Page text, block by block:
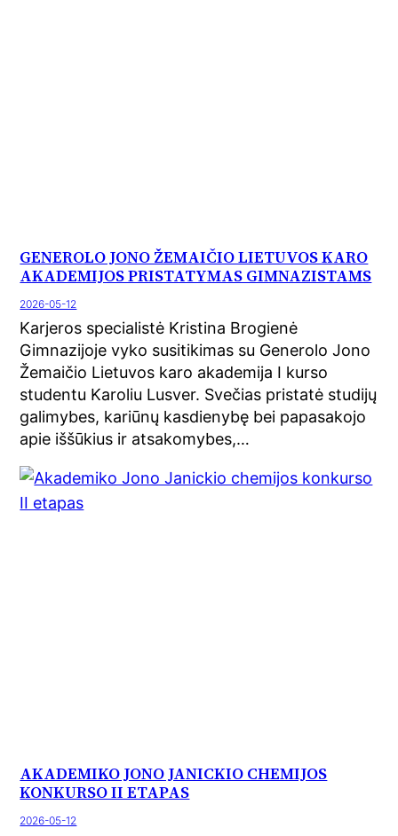
GENEROLO JONO ŽEMAIČIO LIETUVOS KARO
AKADEMIJOS PRISTATYMAS GIMNAZISTAMS
2026-05-12
Karjeros specialistė Kristina Brogienė
Gimnazijoje vyko susitikimas su Generolo Jono
Žemaičio Lietuvos karo akademija I kurso
studentu Karoliu Lusver. Svečias pristatė studijų
galimybes, kariūnų kasdienybę bei papasakojo
apie iššūkius ir atsakomybes,…
AKADEMIKO JONO JANICKIO CHEMIJOS
KONKURSO II ETAPAS
2026-05-12